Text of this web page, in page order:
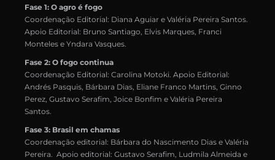
Fase 1: O agro é fogo
Coordenação Editorial: Diana Aguiar e Valéria Pereira Santos.
Apoio Editorial: Bruno Santiago, Elvis Marques, Franci
Monteles e Yndara Vasques.
Fase 2: O fogo continua
Coordenação Editorial: Carolina Motoki. Apoio Editorial:
Andrés Pasquis, Bárbara Dias, Eliane Franco Martins, Ginno
Perez, Gustavo Serafim, Joice Bonfim e Valéria Pereira
Santos.
Fase 3: Brasil em chamas
Coordenação editorial: Bárbara do Nascimento Dias e Valéria
Pereira. Apoio editorial: Gustavo Serafim, Ludmila Almeida e